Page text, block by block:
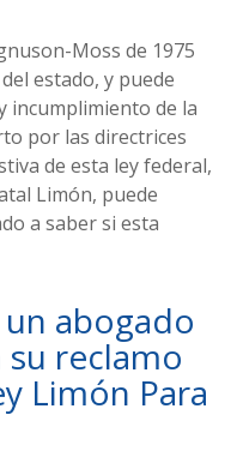
Moss de 1975
estado, y puede
incumplimiento de la
por las directrices
de esta ley federal,
Limón, puede
a saber si esta
abogado
reclamo
Limón Para